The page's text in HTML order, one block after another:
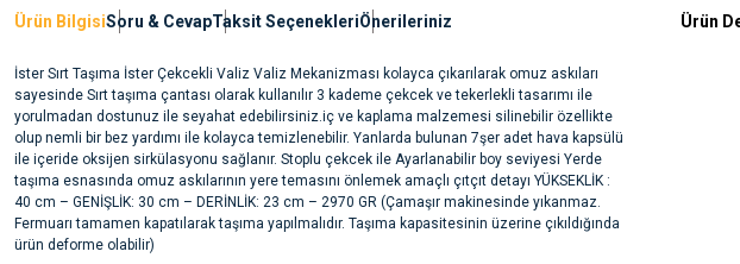
Ürün BilgisiSoru & CevapTaksit SeçenekleriÖnerileriniz
İster Sırt Taşıma İster Çekcekli Valiz Valiz Mekanizması kolayca çıkarılarak omuz askıları
sayesinde Sırt taşıma çantası olarak kullanılır 3 kademe çekcek ve tekerlekli tasarımı ile
yorulmadan dostunuz ile seyahat edebilirsiniz.iç ve kaplama malzemesi silinebilir özellikte
olup nemli bir bez yardımı ile kolayca temizlenebilir. Yanlarda bulunan 7şer adet hava kapsülü
ile içeride oksijen sirkülasyonu sağlanır. Stoplu çekcek ile Ayarlanabilir boy seviyesi Yerde
taşıma esnasında omuz askılarının yere temasını önlemek amaçlı çıtçıt detayı YÜKSEKLİK :
40 cm – GENİŞLİK: 30 cm – DERİNLİK: 23 cm – 2970 GR (Çamaşır makinesinde yıkanmaz.
Fermuarı tamamen kapatılarak taşıma yapılmalıdır. Taşıma kapasitesinin üzerine çıkıldığında
ürün deforme olabilir)
Ürün